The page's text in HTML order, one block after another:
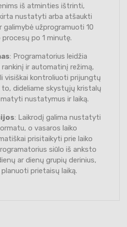
iš atminties ištrinti,
nustatyti arba atšaukti
užprogramuoti 10
po 1 minutę.
: Programatorius leidžia
ir automatinį režimą,
visiškai kontroliuoti prijungtų
to, dideliame skystųjų kristalų
matyti nustatymus ir laiką.
: Laikrodį galima nustatyti
o vasaros laiko
prisitaikyti prie laiko
siūlo iš anksto
ar dienų grupių derinius,
prietaisų laiką.